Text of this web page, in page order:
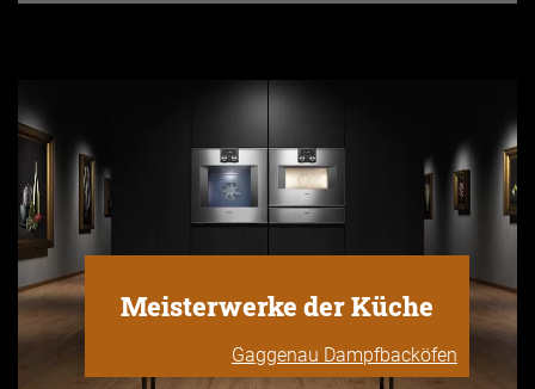
Meisterwerke der Küche
Gaggenau Dampfbacköfen